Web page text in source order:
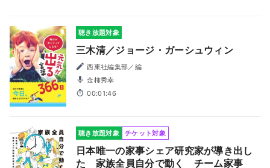
聴き放題対象
三木清／ジョージ・ガーシュウィン
西東社編集部／編
金柿秀幸
00:01:46
聴き放題対象 チケット対象
日本唯一の家事シェア研究家が導き出し
た 家族全員自分で動く チーム家事